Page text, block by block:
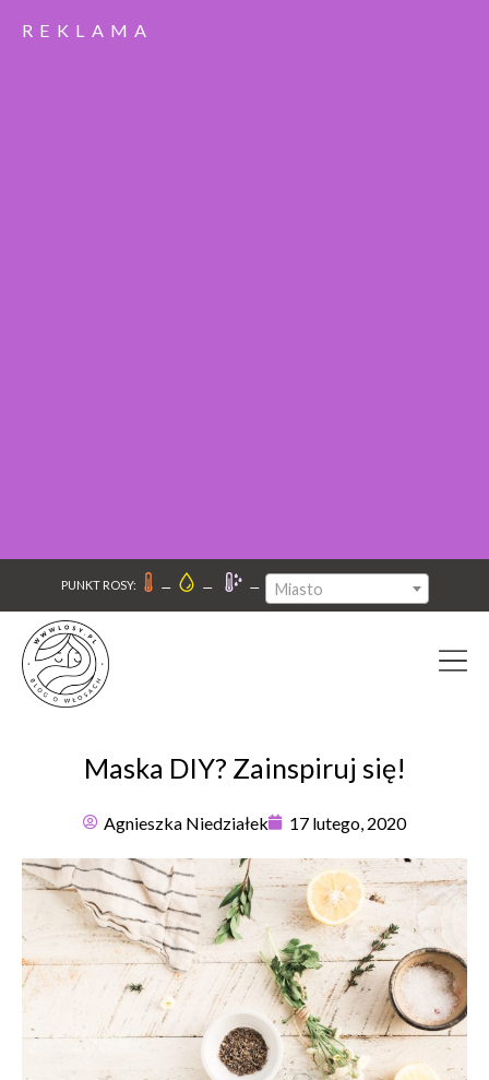
REKLAMA
PUNKT ROSY: – – – Miasto
Maska DIY? Zainspiruj się!
Agnieszka Niedziałek 17 lutego, 2020